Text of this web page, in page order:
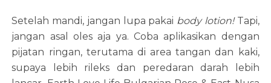
Setelah mandi, jangan lupa pakai body lotion! Tapi,
jangan asal oles aja ya. Coba aplikasikan dengan
pijatan ringan, terutama di area tangan dan kaki,
supaya lebih rileks dan peredaran darah lebih